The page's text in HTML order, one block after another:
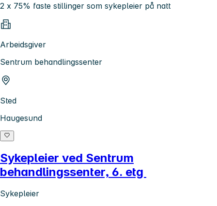
2 x 75% faste stillinger som sykepleier på natt
Arbeidsgiver
Sentrum behandlingssenter
Sted
Haugesund
Sykepleier ved Sentrum
behandlingssenter, 6. etg
Sykepleier